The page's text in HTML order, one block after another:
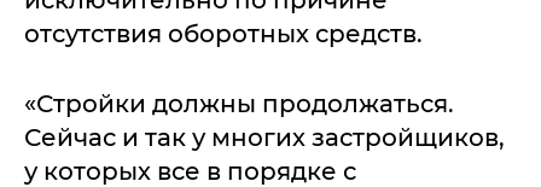
отсутствия оборотных средств.
«Стройки должны продолжаться.
Сейчас и так у многих застройщиков,
у которых все в порядке с